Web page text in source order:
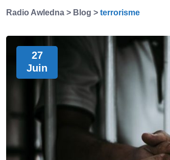
Radio Awledna > Blog > terrorisme
27
Juin